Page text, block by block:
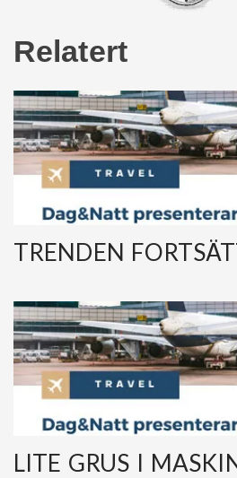
Relatert
TRENDEN
LITE GRUS I